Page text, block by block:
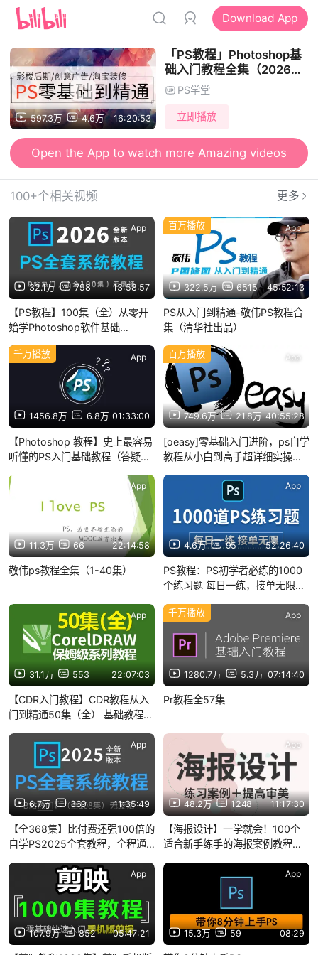
Download App
597.3万 4.6万 16:20:53
「PS教程」Photoshop基
础入门教程全集（2026更
新）PS学堂
立即播放
Open the App to watch more Amazing videos
100+个相关视频 更多
32.1万 798 13:58:57
App
【PS教程】100集（全）从零开
始学Photoshop软件基础
PS2026零基础入门教
322.5万 6515 45:52:13
百万播放 App
PS从入门到精通-敬伟PS教程合
集（清华社出品）
1456.8万 6.8万 01:33:00
千万播放 App
【Photoshop 教程】史上最容易
听懂的PS入门基础教程（答疑在
事）
749.6万 21.8万 40:55:28
百万播放 App
[oeasy]零基础入门进阶，ps自学
教程从小白到高手超详细实操教
门起步、ps滤镜、ps通道、ps调
色、ps蒙版、抠图）
11.3万 66 22:14:58
App
敬伟ps教程全集（1-40集）
4.6万 95 52:26:40
App
PS教程：PS初学者必练的1000
个练习题 每日一练，接单无限
31.1万 553 22:07:03
App
【CDR入门教程】CDR教程从入
门到精通50集（全） 基础教程
1280.7万 5.3万 07:14:40
千万播放 App
Pr教程全57集
6.7万 369 11:35:49
App
【全368集】比付费还强100倍的
自学PS2025全套教程，全程通
完速通Photoshop！！
48.2万 1248 11:17:30
App
【海报设计】一学就会！100个
适合新手练手的海报案例教程，
107.9万 852 05:47:21
App
15.3万 59 08:29
App